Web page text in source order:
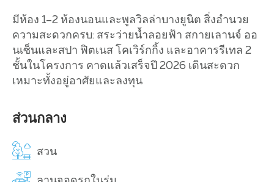
มีห้อง 1–2 ห้องนอนและพูลวิลล่าบางยูนิต สิ่งอำนวย
ความสะดวกครบ: สระว่ายน้ำลอยฟ้า สกายเลานจ์ ออ
นเซ็นและสปา ฟิตเนส โคเวิร์กกิ้ง และอาคารรีเทล 2
ชั้นในโครงการ คาดแล้วเสร็จปี 2026 เดินสะดวก
เหมาะทั้งอยู่อาศัยและลงทุน
ส่วนกลาง
สวน